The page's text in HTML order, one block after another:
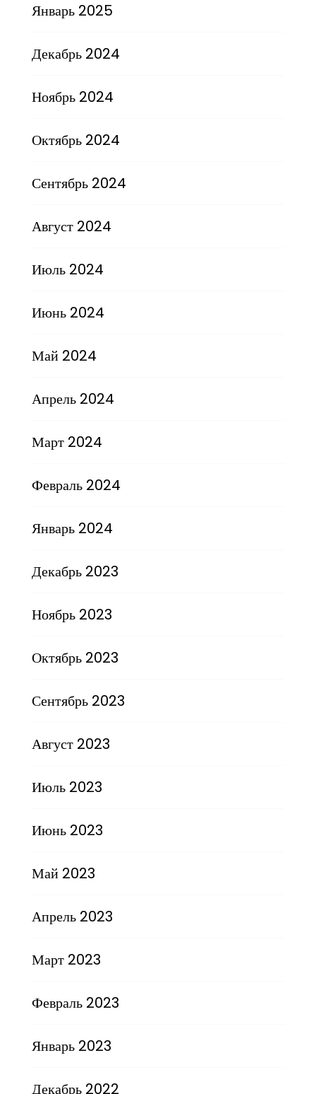
Январь 2025
Декабрь 2024
Ноябрь 2024
Октябрь 2024
Сентябрь 2024
Август 2024
Июль 2024
Июнь 2024
Май 2024
Апрель 2024
Март 2024
Февраль 2024
Январь 2024
Декабрь 2023
Ноябрь 2023
Октябрь 2023
Сентябрь 2023
Август 2023
Июль 2023
Июнь 2023
Май 2023
Апрель 2023
Март 2023
Февраль 2023
Январь 2023
Декабрь 2022